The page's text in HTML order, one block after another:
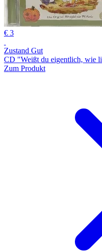
€ 3
Zustand Gut
CD "Weißt du eigentlich, wie
Zum Produkt